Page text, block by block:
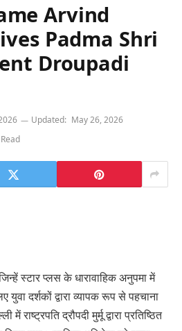
Arvind
Padma Shri
Droupadi
Updated: May 26, 2026
स्टार प्लस के धारावाहिक अनुपमा में
युवा दर्शकों द्वारा व्यापक रूप से पहचाना
राष्ट्रपति द्रौपदी मुर्मू द्वारा प्रतिष्ठित